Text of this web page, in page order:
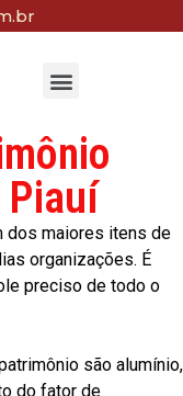
Piauí
dos maiores itens de
organizações. É
preciso de todo o
são alumínio,
do fator de